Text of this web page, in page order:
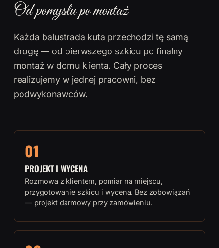
Od pomysłu po montaż
Każda balustrada kuta przechodzi tę samą
drogę — od pierwszego szkicu po finalny
montaż w domu klienta. Cały proces
realizujemy w jednej pracowni, bez
podwykonawców.
01
PROJEKT I WYCENA
Rozmowa z klientem, pomiar na miejscu,
przygotowanie szkicu i wycena. Bez zobowiązań
— projekt darmowy przy zamówieniu.